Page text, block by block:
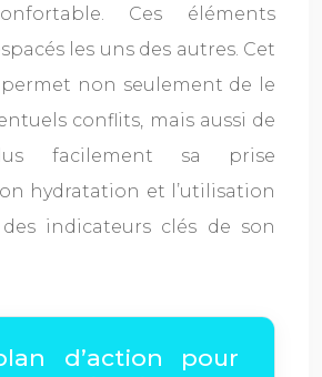
Ces éléments
les uns des autres. Cet
permet non seulement de le
conflits, mais aussi de
facilement sa prise
hydratation et l’utilisation
indicateurs clés de son
d’action pour